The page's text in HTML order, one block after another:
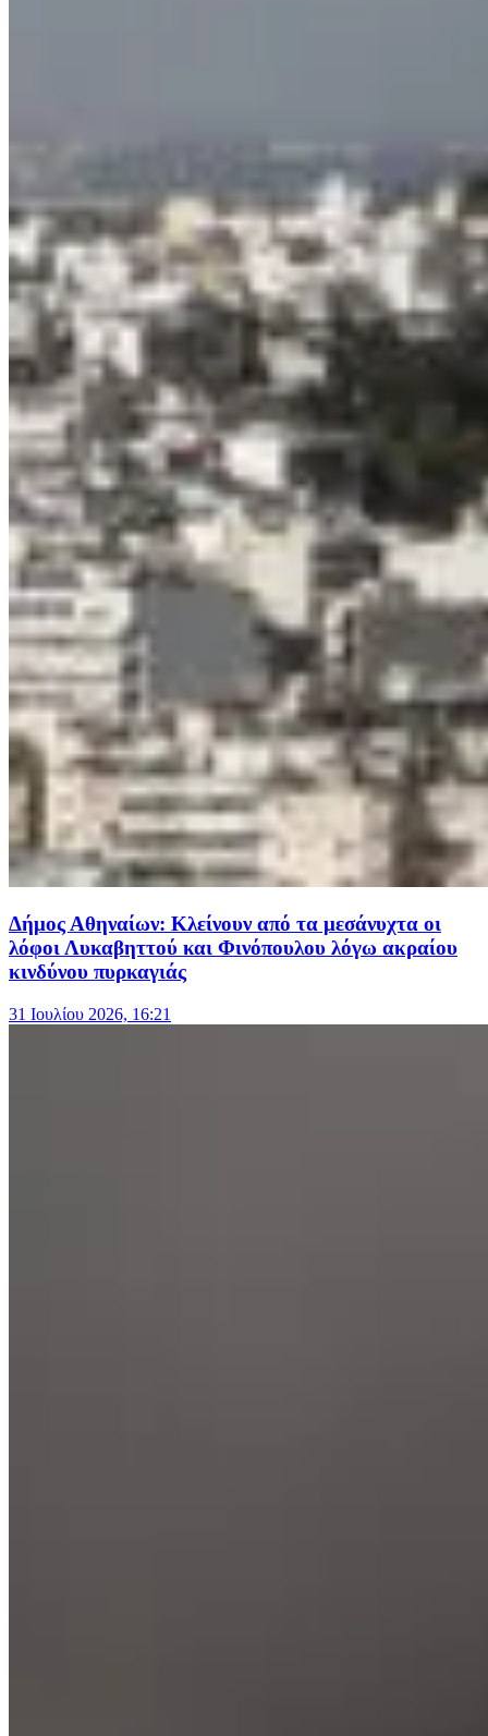
Δήμος Αθηναίων: Κλείνουν από τα μεσάνυχτα οι
λόφοι Λυκαβηττού και Φινόπουλου λόγω ακραίου
κινδύνου πυρκαγιάς
31 Ιουλίου 2026, 16:21